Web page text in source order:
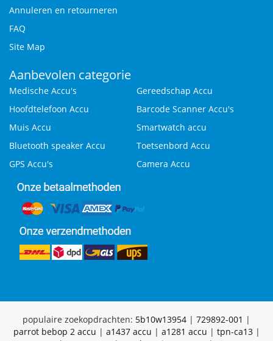
Annuleren en retourneren
FAQ
Site Map
Aanbevolen categorie
Medische Accu's
Gereedschap Accu
Hoofdtelefoon Accu
Barcode Scanner Accu's
Muis Accu
Smartwatch accu
Bluetooth speaker Accu
Toetsenbord Accu
GPS Accu's
Camera Accu
populaire zoekopdrachten: 5b10w13954 | 729892-001 |
parrot bebop 2 accu | a1437 accu | a1281 accu | tpn-ca13|